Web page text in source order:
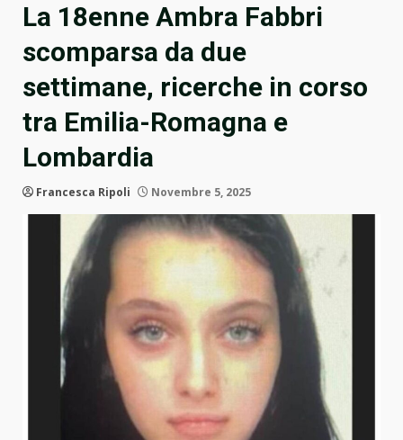
La 18enne Ambra Fabbri
scomparsa da due
settimane, ricerche in corso
tra Emilia-Romagna e
Lombardia
Francesca Ripoli Novembre 5, 2025